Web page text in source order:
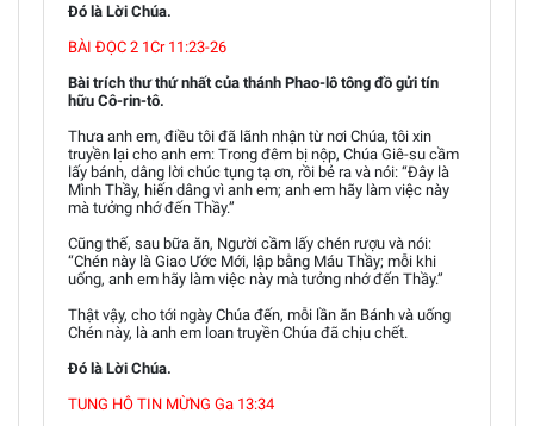
Đó là Lời Chúa.
BÀI ĐỌC 2 1Cr 11:23-26
Bài trích thư thứ nhất của thánh Phao-lô tông đồ gửi tín
hữu Cô-rin-tô.
Thưa anh em, điều tôi đã lãnh nhận từ nơi Chúa, tôi xin
truyền lại cho anh em: Trong đêm bị nộp, Chúa Giê-su cầm
lấy bánh, dâng lời chúc tụng tạ ơn, rồi bẻ ra và nói: “Đây là
Mình Thầy, hiến dâng vì anh em; anh em hãy làm việc này
mà tưởng nhớ đến Thầy.”
Cũng thế, sau bữa ăn, Người cầm lấy chén rượu và nói:
“Chén này là Giao Ước Mới, lập bằng Máu Thầy; mỗi khi
uống, anh em hãy làm việc này mà tưởng nhớ đến Thầy.”
Thật vậy, cho tới ngày Chúa đến, mỗi lần ăn Bánh và uống
Chén này, là anh em loan truyền Chúa đã chịu chết.
Đó là Lời Chúa.
TUNG HÔ TIN MỪNG Ga 13:34